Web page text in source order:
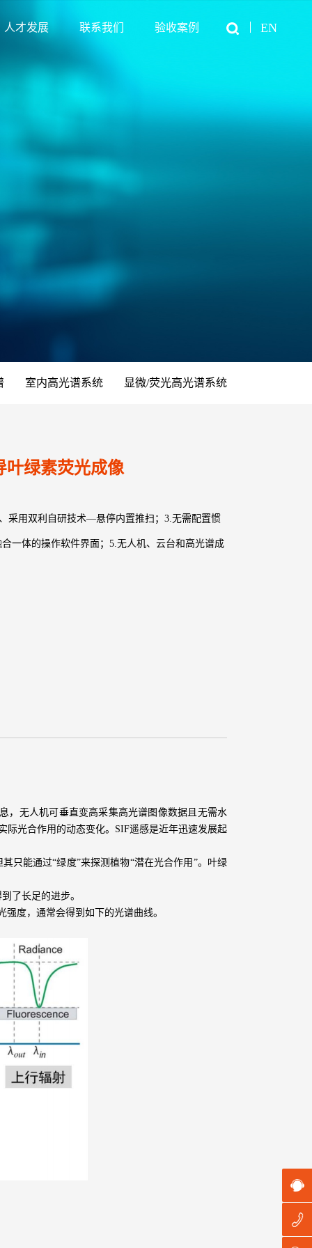
人才发展 联系我们 验收案例 EN
室内高光谱系统 显微/荧光高光谱系统
叶绿素荧光成像
采用双利自研技术—悬停内置推扫；3.无需配置惯
一体的操作软件界面；5.无人机、云台和高光谱成
，无人机可垂直变高采集高光谱图像数据且无需水
际光合作用的动态变化。SIF遥感是近年迅速发展起
只能通过“绿度”来探测植物“潜在光合作用”。叶绿
了长足的进步。
度，通常会得到如下的光谱曲线。